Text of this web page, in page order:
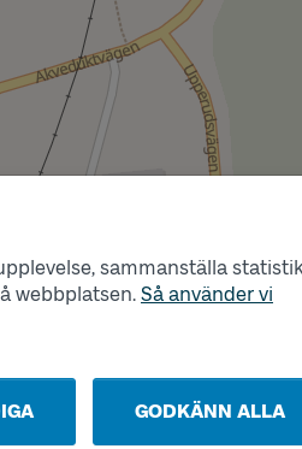
sammanställa
webbplatsen. Så använder vi
GODKÄNN ALLA